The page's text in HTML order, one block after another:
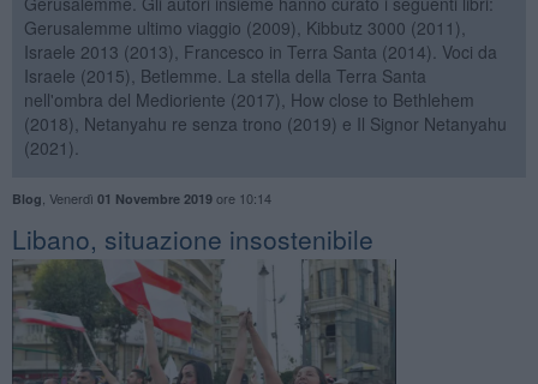
Gerusalemme ultimo viaggio (2009), Kibbutz 3000 (2011),
Israele 2013 (2013), Francesco in Terra Santa (2014). Voci da
Israele (2015), Betlemme. La stella della Terra Santa
nell'ombra del Medioriente (2017), How close to Bethlehem
(2018), Netanyahu re senza trono (2019) e Il Signor Netanyahu
(2021).
Blog Venerdì 01 Novembre 2019ore 10:14
Libano, situazione insostenibile